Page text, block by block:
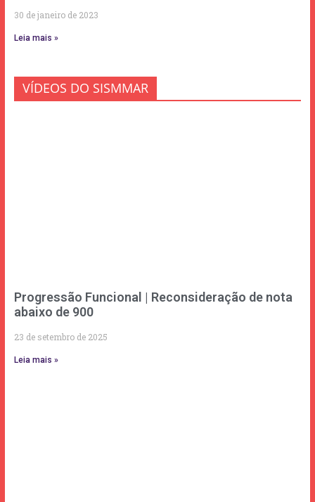
30 de janeiro de 2023
Leia mais »
VÍDEOS DO SISMMAR
Progressão Funcional | Reconsideração de nota
abaixo de 900
23 de setembro de 2025
Leia mais »